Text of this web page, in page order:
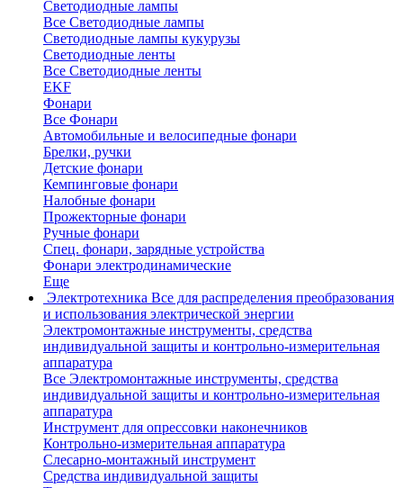
Светодиодные лампы
Все Светодиодные лампы
Светодиодные лампы кукурузы
Светодиодные ленты
Все Светодиодные ленты
EKF
Фонари
Все Фонари
Автомобильные и велосипедные фонари
Брелки, ручки
Детские фонари
Кемпинговые фонари
Налобные фонари
Прожекторные фонари
Ручные фонари
Спец. фонари, зарядные устройства
Фонари электродинамические
Еще
Электротехника Все для распределения преобразования
и использования электрической энергии
Электромонтажные инструменты, средства
индивидуальной защиты и контрольно-измерительная
аппаратура
Все Электромонтажные инструменты, средства
индивидуальной защиты и контрольно-измерительная
аппаратура
Инструмент для опрессовки наконечников
Контрольно-измерительная аппаратура
Слесарно-монтажный инструмент
Средства индивидуальной защиты